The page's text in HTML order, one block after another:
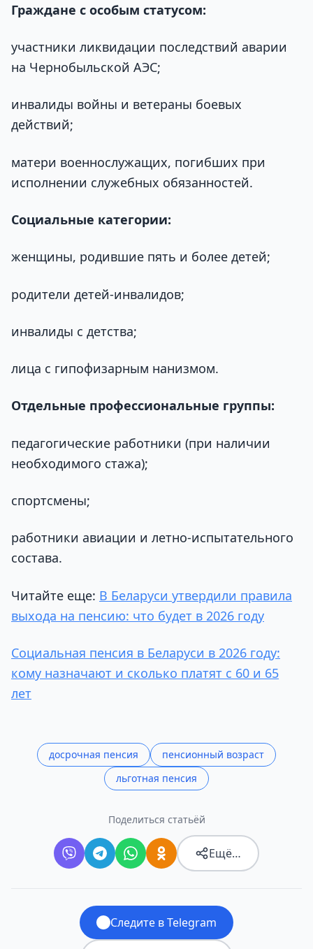
Граждане с особым статусом:
участники ликвидации последствий аварии
на Чернобыльской АЭС;
инвалиды войны и ветераны боевых
действий;
матери военнослужащих, погибших при
исполнении служебных обязанностей.
Социальные категории:
женщины, родившие пять и более детей;
родители детей-инвалидов;
инвалиды с детства;
лица с гипофизарным нанизмом.
Отдельные профессиональные группы:
педагогические работники (при наличии
необходимого стажа);
спортсмены;
работники авиации и летно-испытательного
состава.
Читайте еще: В Беларуси утвердили правила
выхода на пенсию: что будет в 2026 году
Социальная пенсия в Беларуси в 2026 году:
кому назначают и сколько платят с 60 и 65
лет
досрочная пенсия
пенсионный возраст
льготная пенсия
Поделиться статьёй
Ещё…
Следите в Telegram